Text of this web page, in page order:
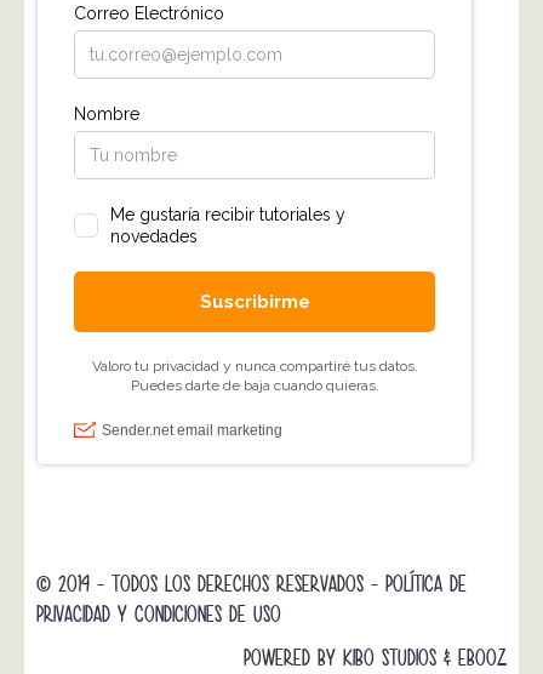
© 2014 - TODOS LOS DERECHOS RESERVADOS - POLÍTICA DE
PRIVACIDAD Y CONDICIONES DE USO
POWERED BY KIBO STUDIOS & EBOOZ